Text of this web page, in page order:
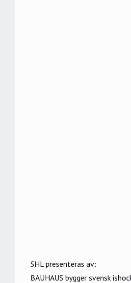
SHL presenteras av:
BAUHAUS bygger svensk